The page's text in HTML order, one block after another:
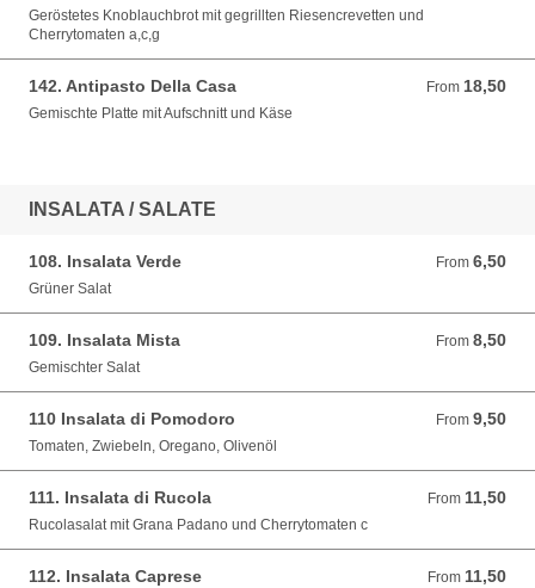
Geröstetes Knoblauchbrot mit gegrillten Riesencrevetten und
Cherrytomaten a,c,g
142. Antipasto Della Casa From 18,50
From 18,50 EUR
Gemischte Platte mit Aufschnitt und Käse
INSALATA / SALATE
108. Insalata Verde From 6,50
From 6,50 EUR
Grüner Salat
109. Insalata Mista From 8,50
From 8,50 EUR
Gemischter Salat
110 Insalata di Pomodoro From 9,50
From 9,50 EUR
Tomaten, Zwiebeln, Oregano, Olivenöl
111. Insalata di Rucola From 11,50
From 11,50 EUR
Rucolasalat mit Grana Padano und Cherrytomaten c
112. Insalata Caprese From 11,50
From 11,50 EUR